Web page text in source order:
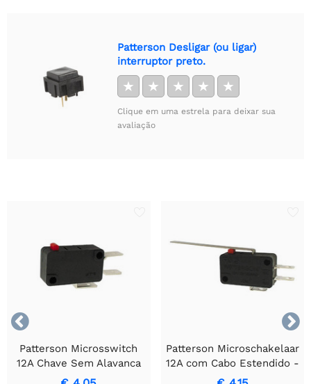
Patterson Desligar (ou ligar)
interruptor preto.
★ ★ ★ ★ ★
Clique em uma estrela para deixar sua
avaliação


Patterson Microsswitch
12A Chave Sem Alavanca
Patterson Microschakelaar
12A com Cabo Estendido -
Interruptor de Precisão